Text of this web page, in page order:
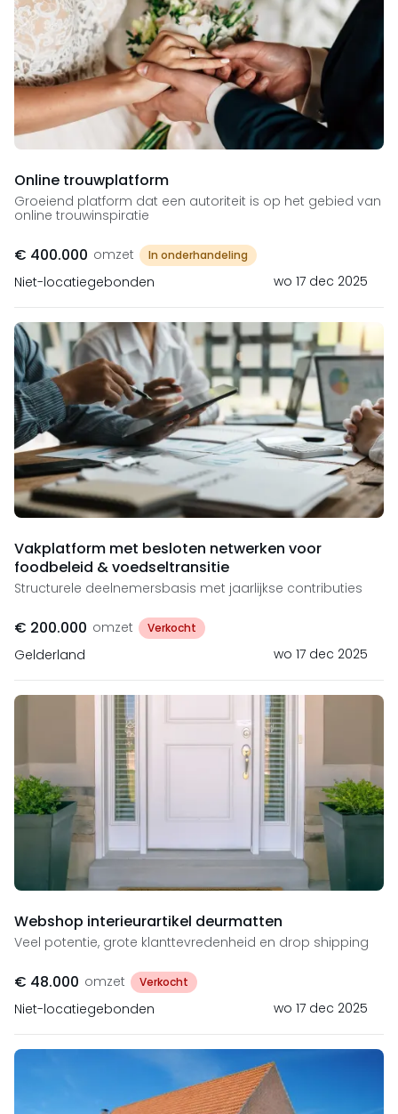
Online trouwplatform
Groeiend platform dat een autoriteit is op het gebied van
online trouwinspiratie
€ 400.000 omzet In onderhandeling
Niet-locatiegebonden wo 17 dec 2025
Vakplatform met besloten netwerken voor
foodbeleid & voedseltransitie
Structurele deelnemersbasis met jaarlijkse contributies
€ 200.000 omzet Verkocht
Gelderland wo 17 dec 2025
Webshop interieurartikel deurmatten
Veel potentie, grote klanttevredenheid en drop shipping
€ 48.000 omzet Verkocht
Niet-locatiegebonden wo 17 dec 2025